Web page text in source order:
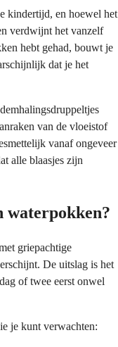
kindertijd, en hoewel het
verdwijnt het vanzelf
hebt gehad, bouwt je
dat je het
van de vloeistof
vanaf ongeveer
alle blaasjes zijn
waterpokken?
griepachtige
De uitslag is het
of twee eerst onwel
je kunt verwachten: